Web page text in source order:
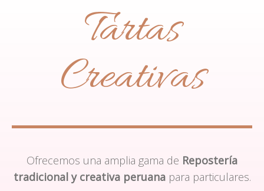
Tartas
Creativas
Ofrecemos una amplia gama de Repostería
tradicional y creativa peruanapara particulares.